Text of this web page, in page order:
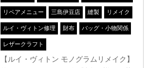
リペアメニュー 三島伊豆店 縫製 リメイク
ルイ・ヴィトン修理 財布 バッグ・小物関係
レザークラフト
【ルイ・ヴィトン モノグラムリメイク】